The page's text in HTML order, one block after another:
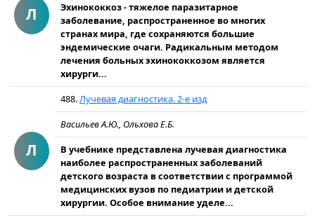
Л
Эхинококкоз - тяжелое паразитарное
заболевание, распространенное во многих
странах мира, где сохраняются большие
эндемические очаги. Радикальным методом
лечения больных эхинококкозом является
хирурги...
Л
488.Лучевая диагностика. 2-е изд
Васильев А.Ю., Ольхова Е.Б.
В учебнике представлена лучевая диагностика
наиболее распространенных заболеваний
детского возраста в соответствии с программой
медицинских вузов по педиатрии и детской
хирургии. Особое внимание уделе...